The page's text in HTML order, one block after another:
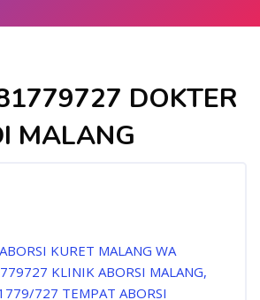
DOKTER
MALANG
KURET MALANG WA
KLINIK ABORSI MALANG,
727 TEMPAT ABORSI